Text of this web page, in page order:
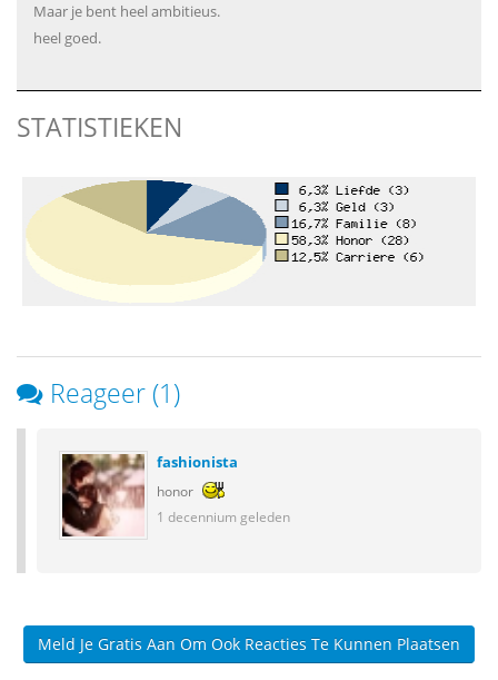
Maar je bent heel ambitieus.
heel goed.
STATISTIEKEN
Reageer (1)
fashionista
honor
1 decennium geleden
Meld Je Gratis Aan Om Ook Reacties Te Kunnen Plaatsen